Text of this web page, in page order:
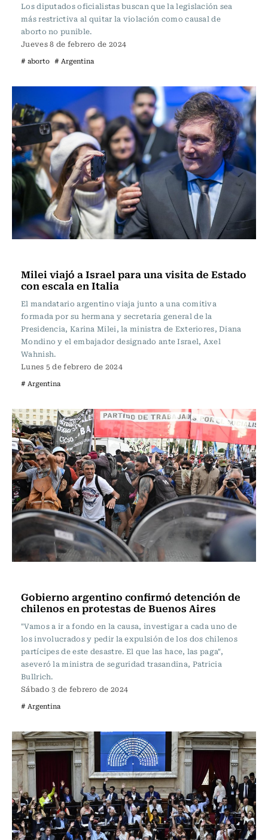
Los diputados oficialistas buscan que la legislación sea
más restrictiva al quitar la violación como causal de
aborto no punible.
Jueves 8 de febrero de 2024
# aborto # Argentina
Milei viajó a Israel para una visita de Estado
con escala en Italia
El mandatario argentino viaja junto a una comitiva
formada por su hermana y secretaria general de la
Presidencia, Karina Milei, la ministra de Exteriores, Diana
Mondino y el embajador designado ante Israel, Axel
Wahnish.
Lunes 5 de febrero de 2024
# Argentina
Gobierno argentino confirmó detención de
chilenos en protestas de Buenos Aires
"Vamos a ir a fondo en la causa, investigar a cada uno de
los involucrados y pedir la expulsión de los dos chilenos
partícipes de este desastre. El que las hace, las paga",
aseveró la ministra de seguridad trasandina, Patricia
Bullrich.
Sábado 3 de febrero de 2024
# Argentina